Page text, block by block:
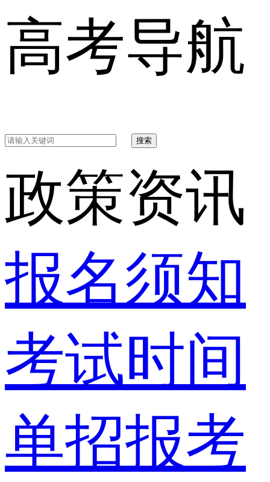
高考导航
搜索
政策资讯
报名须知
考试时间
单招报考